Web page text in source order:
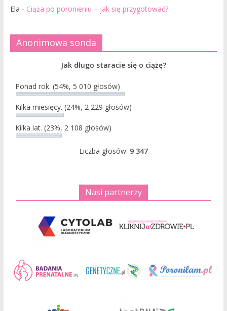
Ela - Ciąża po poronieniu – jak się przygotować?
Anonimowa sonda
Jak długo staracie się o ciążę?
Ponad rok. (54%, 5 010 głosów)
Kilka miesięcy. (24%, 2 229 głosów)
Kilka lat. (23%, 2 108 głosów)
Liczba głosów: 9 347
Nasi partnerzy